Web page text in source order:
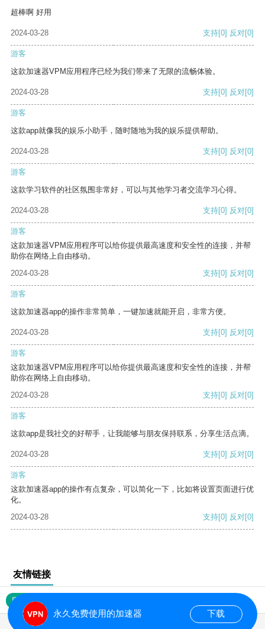
超棒啊 好用
2024-03-28 支持[0] 反对[0]
游客
这款加速器VPM应用程序已经为我们带来了无限的流畅体验。
2024-03-28 支持[0] 反对[0]
游客
这款app就像我的娱乐小助手，随时随地为我的娱乐提供帮助。
2024-03-28 支持[0] 反对[0]
游客
这款学习软件的社区氛围非常好，可以与其他学习者交流学习心得。
2024-03-28 支持[0] 反对[0]
游客
这款加速器VPM应用程序可以给你提供最高速度和安全性的连接，并帮
助你在网络上自由移动。
2024-03-28
支持[0] 反对[0]
游客
这款加速器app的操作非常简单，一键加速就能开启，非常方便。
2024-03-28 支持[0] 反对[0]
游客
这款加速器VPM应用程序可以给你提供最高速度和安全性的连接，并帮
助你在网络上自由移动。
2024-03-28
支持[0] 反对[0]
游客
这款app是我社交的好帮手，让我能够与朋友保持联系，分享生活点滴。
2024-03-28 支持[0] 反对[0]
游客
这款加速器app的操作有点复杂，可以简化一下，比如将设置页面进行优
化。
2024-03-28
支持[0] 反对[0]
友情链接
网站地图
永久免费使用的加速器 下载